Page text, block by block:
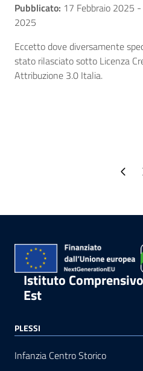
Pubblicato: 17 Febbraio 2025 -
2025
Eccetto dove diversamente
stato rilasciato sotto Licenza
Attribuzione 3.0 Italia.
Pagina Pagina
Istituto
Est
PLESSI
Infanzia Centro Storico